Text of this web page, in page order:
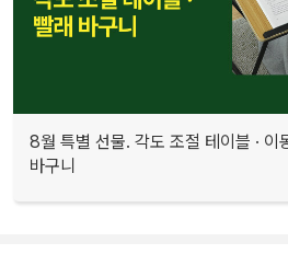
8월 특별 선물. 각도 조절 테이블 · 이
바구니